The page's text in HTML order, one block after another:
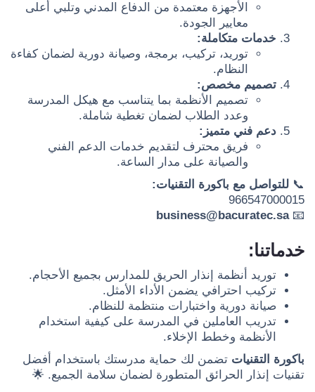
الأجهزة معتمدة من الدفاع المدني وتلبي أعلى
معايير الجودة.
خدمات متكاملة:
توريد، تركيب، برمجة، وصيانة دورية لضمان كفاءة
النظام.
تصميم مخصص:
تصميم الأنظمة بما يتناسب مع هيكل المدرسة
وعدد الطلاب لضمان تغطية شاملة.
دعم فني متميز:
فريق محترف لتقديم خدمات الدعم الفني
والصيانة على مدار الساعة.
📞 للتواصل مع باكورة التقنيات:
966547000015
📧
business@bacuratec.sa
خدماتنا:
توريد أنظمة إنذار الحريق للمدارس بجميع الأحجام.
تركيب احترافي يضمن الأداء الأمثل.
صيانة دورية واختبارات منتظمة للنظام.
تدريب العاملين في المدرسة على كيفية استخدام
الأنظمة وخطط الإخلاء.
باكورة التقنيات تضمن لك حماية مدرستك باستخدام أفضل
تقنيات إنذار الحرائق المتطورة لضمان سلامة الجميع. 🌟